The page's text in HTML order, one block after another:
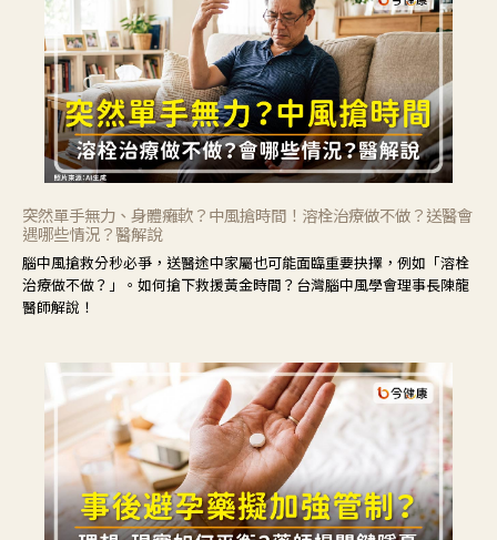
突然單手無力、身體癱軟？中風搶時間！溶栓治療做不做？送醫會
遇哪些情況？醫解說
腦中風搶救分秒必爭，送醫途中家屬也可能面臨重要抉擇，例如「溶栓
治療做不做？」。如何搶下救援黃金時間？台灣腦中風學會理事長陳龍
醫師解說！